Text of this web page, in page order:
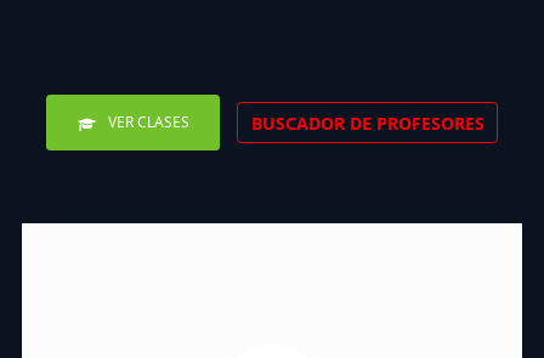
VER CLASES BUSCADOR DE PROFESORES